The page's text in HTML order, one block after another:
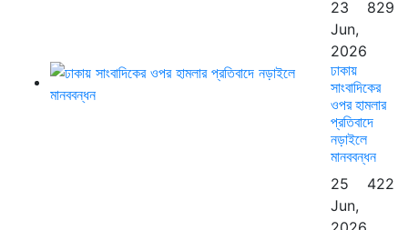
23
Jun,
2026
829
ঢাকায়
সাংবাদিকের
ওপর হামলার
প্রতিবাদে
নড়াইলে
মানববন্ধন
25
Jun,
422